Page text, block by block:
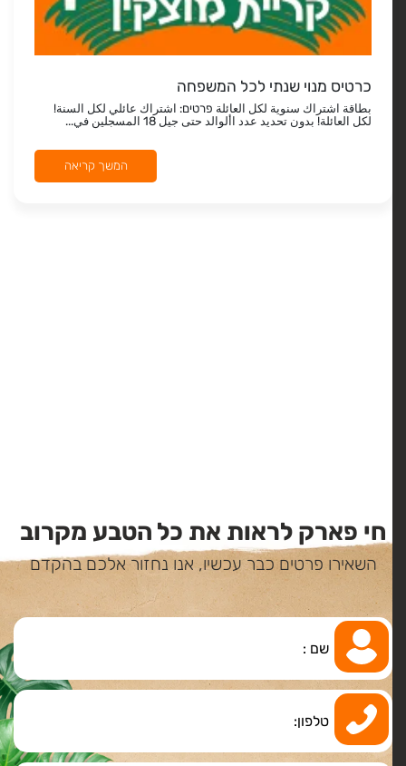
כרטיס מנוי שנתי לכל המשפחה
بطاقة اشتراك سنوية لكل العائلة פרטים: اشتراك عائلي لكل السنة!
لكل العائلة! بدون تحديد عدد األوالد حتى جيل 18 المسجلين في...
המשך קריאה
חי פארק לראות את כל הטבע מקרוב
השאירו פרטים כבר עכשיו, אנו נחזור אלכם בהקדם